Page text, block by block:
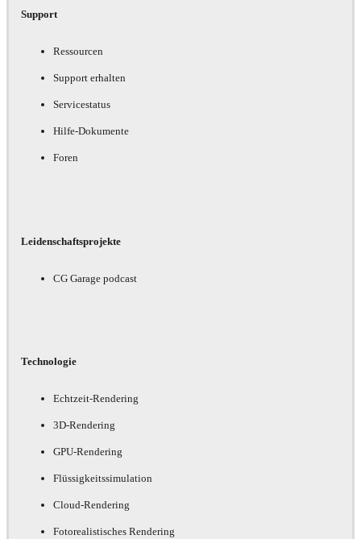
Support
Ressourcen
Support erhalten
Servicestatus
Hilfe-Dokumente
Foren
Leidenschaftsprojekte
CG Garage podcast
Technologie
Echtzeit-Rendering
3D-Rendering
GPU-Rendering
Flüssigkeitssimulation
Cloud-Rendering
Fotorealistisches Rendering